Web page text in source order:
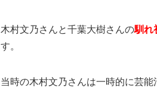
木村文乃さんと千葉大樹さんの馴れ
す。
当時の木村文乃さんは一時的に芸